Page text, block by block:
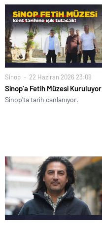
Sinop 22 Haziran 2026 23:09
Sinop’a Fetih Müzesi Kuruluyor
Sinop'ta tarih canlanıyor.